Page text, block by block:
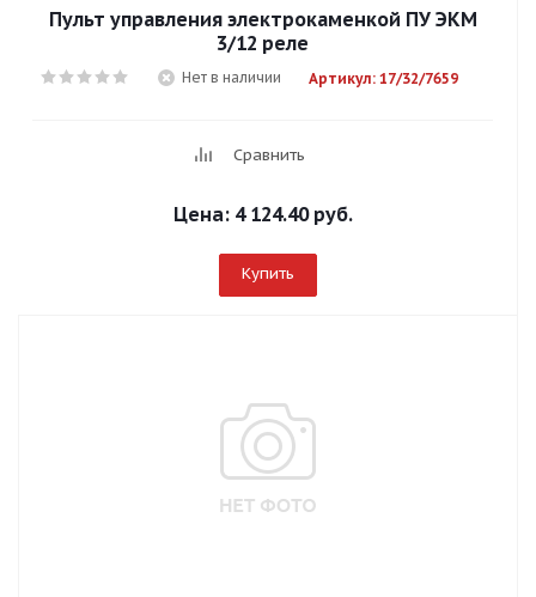
Пульт управления электрокаменкой ПУ ЭКМ
3/12 реле
Нет в наличии Артикул: 17/32/7659
Сравнить
Цена: 4 124.40 руб.
Купить